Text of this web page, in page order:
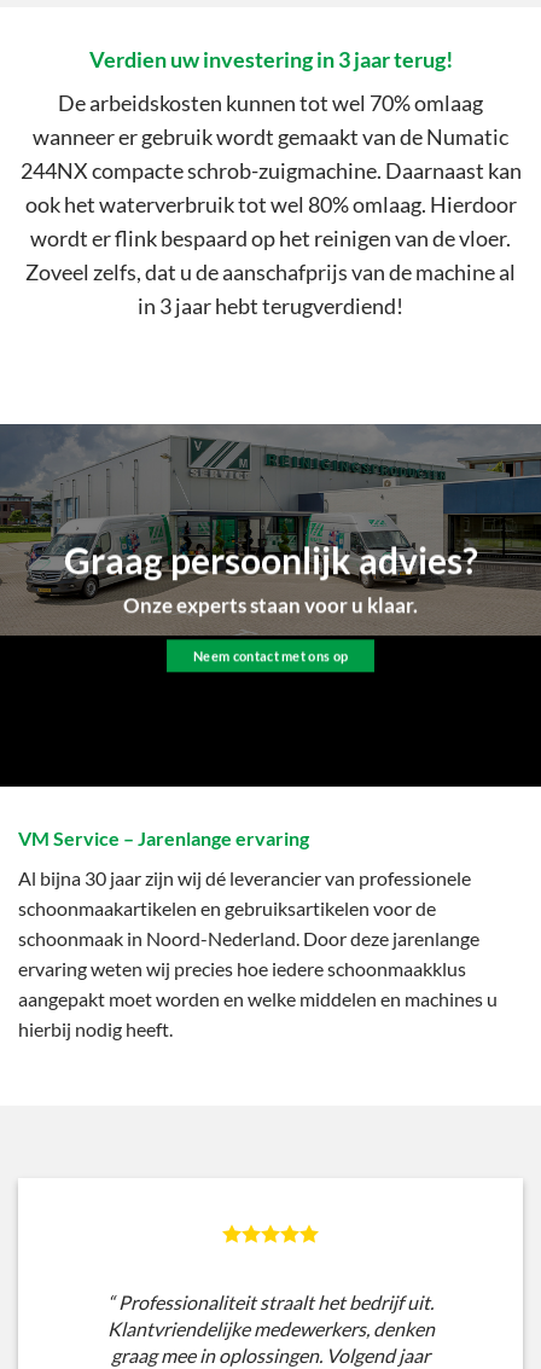
Verdien uw investering in 3 jaar terug!
De arbeidskosten kunnen tot wel 70% omlaag
wanneer er gebruik wordt gemaakt van de Numatic
244NX compacte schrob-zuigmachine. Daarnaast kan
ook het waterverbruik tot wel 80% omlaag. Hierdoor
wordt er flink bespaard op het reinigen van de vloer.
Zoveel zelfs, dat u de aanschafprijs van de machine al
in 3 jaar hebt terugverdiend!
Graag persoonlijk advies?
Onze experts staan voor u klaar.
Neem contact met ons op
VM Service – Jarenlange ervaring
Al bijna 30 jaar zijn wij dé leverancier van professionele
schoonmaakartikelen en gebruiksartikelen voor de
schoonmaak in Noord-Nederland. Door deze jarenlange
ervaring weten wij precies hoe iedere schoonmaakklus
aangepakt moet worden en welke middelen en machines u
hierbij nodig heeft.
“ Professionaliteit straalt het bedrijf uit.
Klantvriendelijke medewerkers, denken
graag mee in oplossingen. Volgend jaar